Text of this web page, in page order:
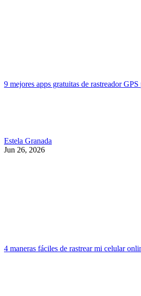
9 mejores apps gratuitas de rastreador
Estela Granada
Jun 26, 2026
4 maneras fáciles de rastrear mi celular